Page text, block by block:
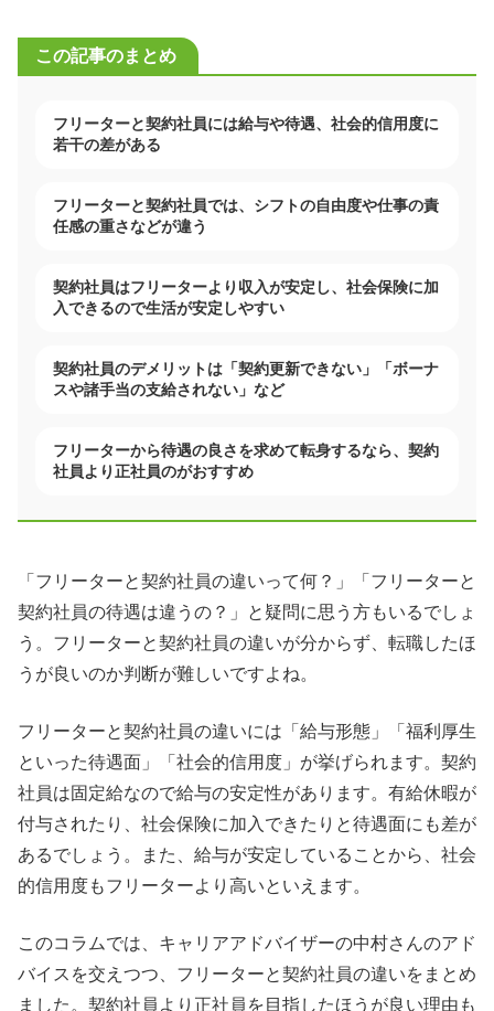
この記事のまとめ
フリーターと契約社員には給与や待遇、社会的信用度に
若干の差がある
フリーターと契約社員では、シフトの自由度や仕事の責
任感の重さなどが違う
契約社員はフリーターより収入が安定し、社会保険に加
入できるので生活が安定しやすい
契約社員のデメリットは「契約更新できない」「ボーナ
スや諸手当の支給されない」など
フリーターから待遇の良さを求めて転身するなら、契約
社員より正社員のがおすすめ
「フリーターと契約社員の違いって何？」「フリーターと
契約社員の待遇は違うの？」と疑問に思う方もいるでしょ
う。フリーターと契約社員の違いが分からず、転職したほ
うが良いのか判断が難しいですよね。
フリーターと契約社員の違いには「給与形態」「福利厚生
といった待遇面」「社会的信用度」が挙げられます。契約
社員は固定給なので給与の安定性があります。有給休暇が
付与されたり、社会保険に加入できたりと待遇面にも差が
あるでしょう。また、給与が安定していることから、社会
的信用度もフリーターより高いといえます。
このコラムでは、キャリアアドバイザーの中村さんのアド
バイスを交えつつ、フリーターと契約社員の違いをまとめ
ました。契約社員より正社員を目指したほうが良い理由も